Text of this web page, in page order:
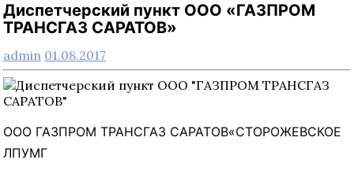
Диспетчерский пункт ООО «ГАЗПРОМ
ТРАНСГАЗ САРАТОВ»
admin 01.08.2017
ООО ГАЗПРОМ ТРАНСГАЗ САРАТОВ«СТОРОЖЕВСКОЕ
ЛПУМГ